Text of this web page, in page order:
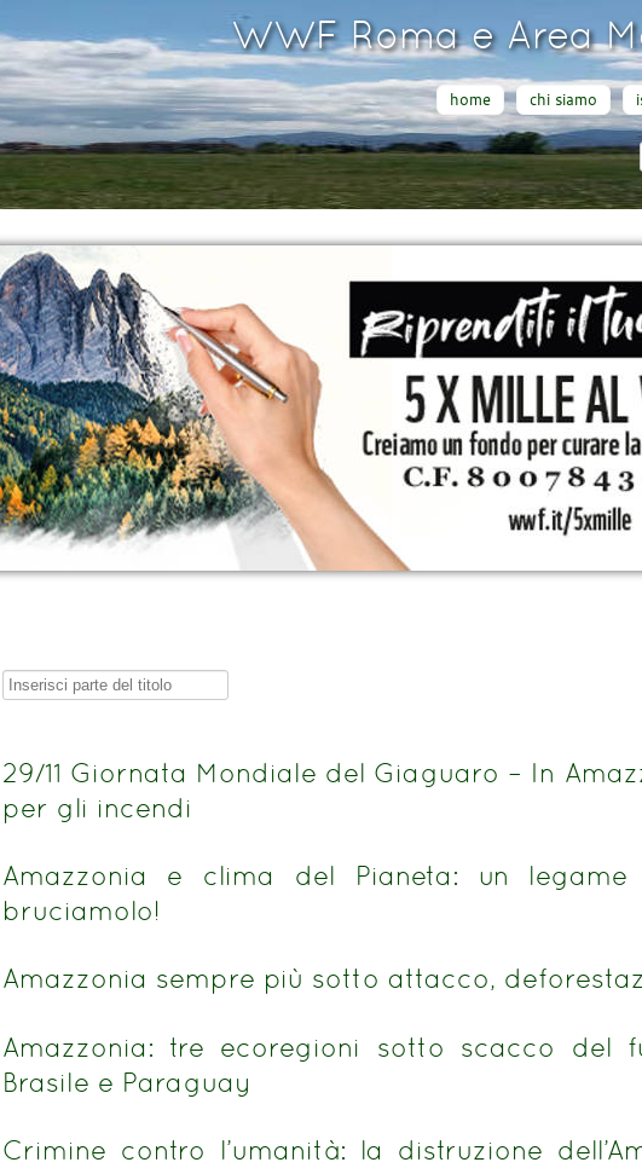
WWF Roma e Area
home chi siamo
Inserisci
titolo
29/11 Giornata Mondiale del Giaguaro – In
per gli incendi
Amazzonia e clima del Pianeta: un legame
bruciamolo!
Amazzonia sempre più sotto attacco,
Amazzonia: tre ecoregioni sotto scacco del
Brasile e Paraguay
Crimine contro l’umanità: la distruzione